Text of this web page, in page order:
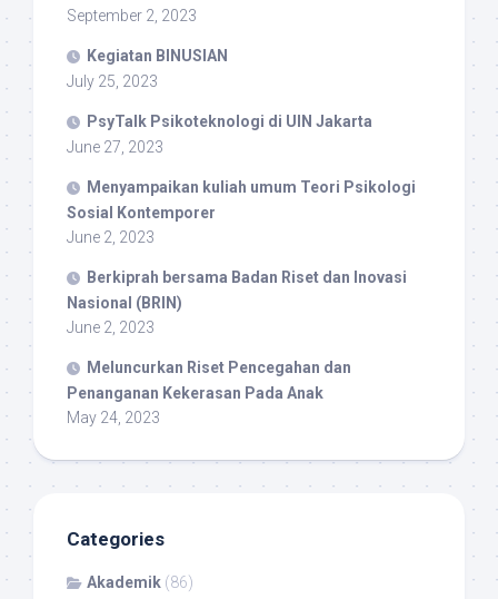
September 2, 2023
Kegiatan BINUSIAN
July 25, 2023
PsyTalk Psikoteknologi di UIN Jakarta
June 27, 2023
Menyampaikan kuliah umum Teori Psikologi
Sosial Kontemporer
June 2, 2023
Berkiprah bersama Badan Riset dan Inovasi
Nasional (BRIN)
June 2, 2023
Meluncurkan Riset Pencegahan dan
Penanganan Kekerasan Pada Anak
May 24, 2023
Categories
Akademik (86)